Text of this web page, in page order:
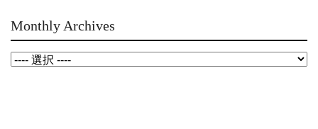
Monthly Archives